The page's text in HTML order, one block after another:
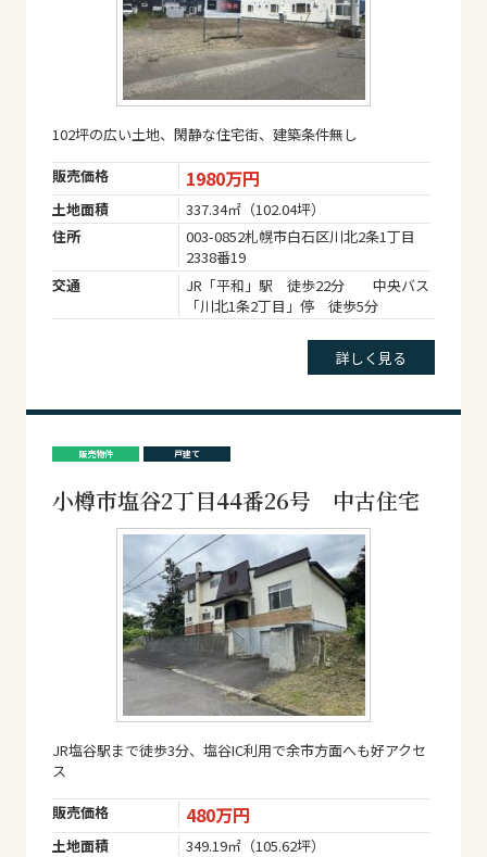
102坪の広い土地、閑静な住宅街、建築条件無し
販売価格 1980万円
土地面積
337.34㎡（102.04坪）
住所
003-0852札幌市白石区川北2条1丁目
2338番19
交通
JR「平和」駅 徒歩22分 中央バス
「川北1条2丁目」停 徒歩5分
詳しく見る
販売物件 戸建て
小樽市塩谷2丁目44番26号 中古住宅
JR塩谷駅まで徒歩3分、塩谷IC利用で余市方面へも好アクセ
ス
販売価格 480万円
土地面積
349.19㎡（105.62坪）